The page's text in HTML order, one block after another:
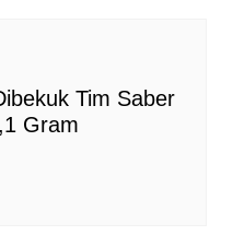
Tim Saber
Gram